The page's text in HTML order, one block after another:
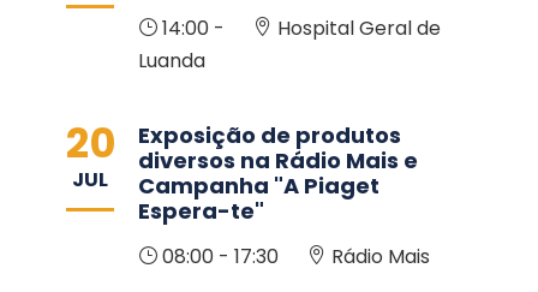
14:00 -
Hospital Geral de
Luanda
20
JUL
Exposição de produtos
diversos na Rádio Mais e
Campanha "A Piaget
Espera-te"
08:00 - 17:30 Rádio Mais